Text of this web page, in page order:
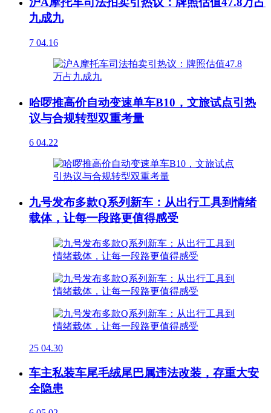
九成九
7 04.16
哈啰推高价自动变速单车B10，文旅试点引热
议与合规转型双重考量
6 04.22
九号发布多款Q系列新车：从出行工具到情绪
载体，让每一段路更值得感受
25 04.30
车主私装车尾毛绒尾巴属违法改装，存重大安
全隐患